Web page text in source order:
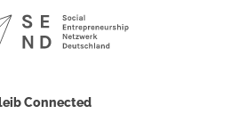
Connected